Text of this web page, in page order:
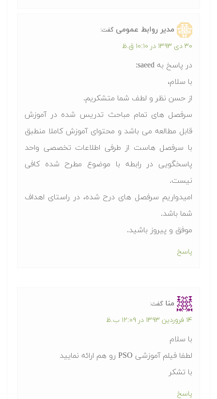
مدیر روابط عمومی گفت:
۳۰ دی ۱۳۹۳ در ۱۰:۱۰ ق.ظ
در پاسخ به saeed:
با سلام،
از حسن نظر و لطف شما متشکریم.
سرفصل های تمام مباحث تدریس شده در آموزش
قابل مطالعه می باشد و محتوای آموزش کاملا منطبق
با سرفصل هاست از طرفی اطلاعات تخصصی واحد
پاسخگویی در رابطه با موضوع مطرح شده کافی
نیست.
امیدواریم سرفصل های درح شده، در راستای اهداف
شما باشد.
موفق و پیروز باشید.
پاسخ
منا گفت:
۱۴ فروردین ۱۳۹۳ در ۱۲:۰۹ ب.ظ
با سلام
لطفا فیلم آموزشی PSO رو هم ارائه نمایید
با تشکر
پاسخ